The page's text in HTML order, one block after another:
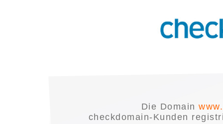
Die Domain
checkdomain-Kunden